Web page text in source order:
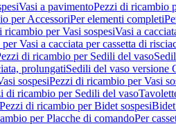
Vasi a pavimentoPezzi di ricambio
per AccessoriPer elementi completi
ricambio per Vasi sospesiVasi a
Vasi a cacciata per cassetta di
di ricambio per Sedili del vaso
prolungatiSedili del vaso versione
sospesiPezzi di ricambio per Vasi
di ricambio per Sedili del vaso
Pezzi di ricambio per Bidet sospesi
per Placche di comandoPer